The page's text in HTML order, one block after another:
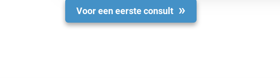
Voor een eerste consult